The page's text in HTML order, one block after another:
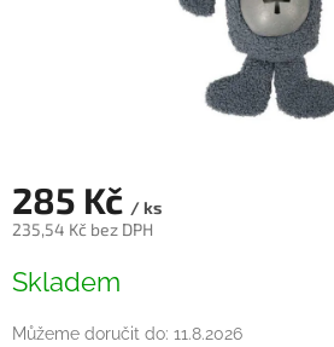
285 Kč / ks
235,54 Kč bez DPH
cena:
Skladem
Můžeme doručit do: 11.8.2026